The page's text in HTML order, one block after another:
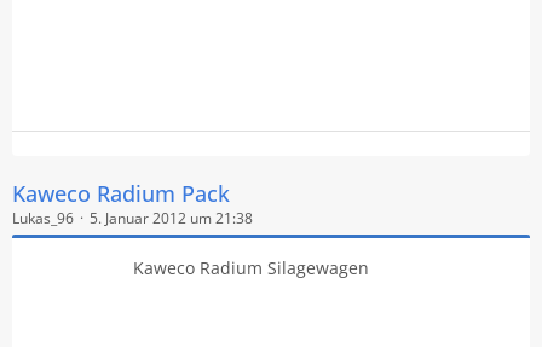
Kaweco Radium Pack
Lukas_96 5. Januar 2012 um 21:38
Kaweco Radium Silagewagen